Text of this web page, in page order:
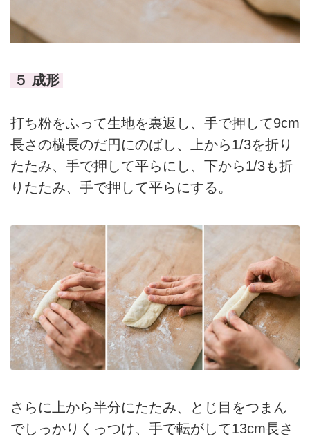
５ 成形
打ち粉をふって生地を裏返し、手で押して9cm
長さの横長のだ円にのばし、上から1/3を折り
たたみ、手で押して平らにし、下から1/3も折
りたたみ、手で押して平らにする。
さらに上から半分にたたみ、とじ目をつまん
でしっかりくっつけ、手で転がして13cm長さ